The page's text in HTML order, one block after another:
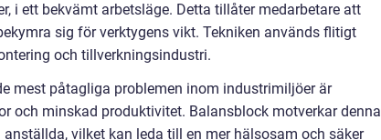
i ett bekvämt arbetsläge. Detta tillåter medarbetare att
sig för verktygens vikt. Tekniken används flitigt
och tillverkningsindustri.
mest påtagliga problemen inom industrimiljöer är
och minskad produktivitet. Balansblock motverkar denna
vilket kan leda till en mer hälsosam och säker